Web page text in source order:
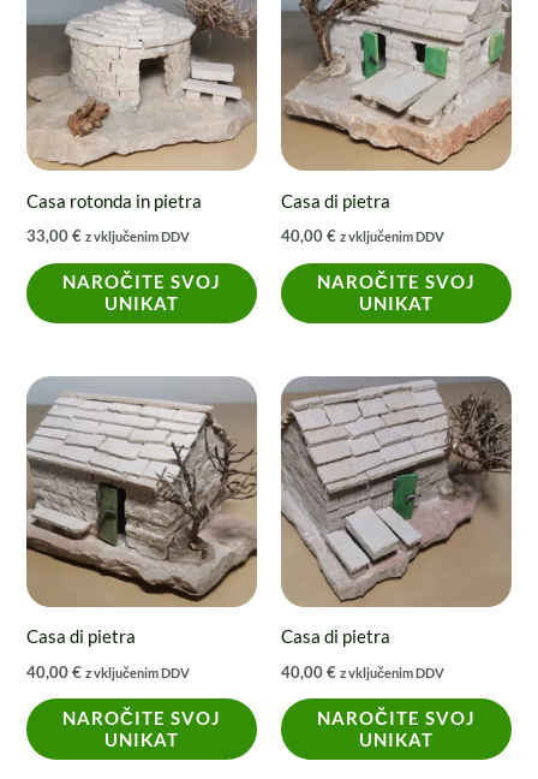
Casa rotonda in pietra
33,00€ z vključenim DDV
NAROČITE SVOJ
UNIKAT
Casa di pietra
40,00€ z vključenim DDV
NAROČITE SVOJ
UNIKAT
Casa di pietra
40,00€ z vključenim DDV
NAROČITE SVOJ
UNIKAT
Casa di pietra
40,00€ z vključenim DDV
NAROČITE SVOJ
UNIKAT